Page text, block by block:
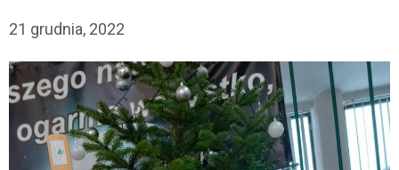
21 grudnia, 2022